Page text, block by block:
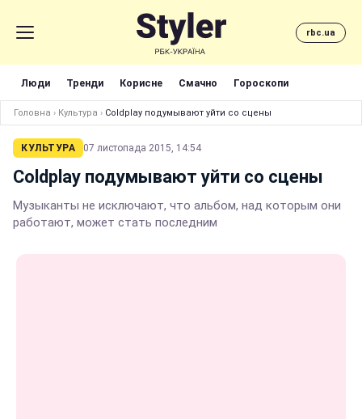
rbc.ua
Люди Тренди Корисне Смачно Гороскопи
Головна › Культура › Coldplay подумывают уйти со сцены
КУЛЬТУРА 07 листопада 2015, 14:54
Coldplay подумывают уйти со сцены
Музыканты не исключают, что альбом, над которым они
работают, может стать последним